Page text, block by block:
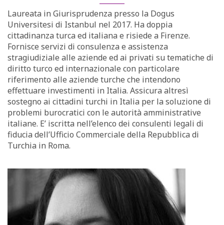
Laureata in Giurisprudenza presso la Dogus
Universitesi di Istanbul nel 2017. Ha doppia
cittadinanza turca ed italiana e risiede a Firenze.
Fornisce servizi di consulenza e assistenza
stragiudiziale alle aziende ed ai privati su tematiche di
diritto turco ed internazionale con particolare
riferimento alle aziende turche che intendono
effettuare investimenti in Italia. Assicura altresì
sostegno ai cittadini turchi in Italia per la soluzione di
problemi burocratici con le autorità amministrative
italiane. E’ iscritta nell’elenco dei consulenti legali di
fiducia dell’Ufficio Commerciale della Repubblica di
Turchia in Roma.